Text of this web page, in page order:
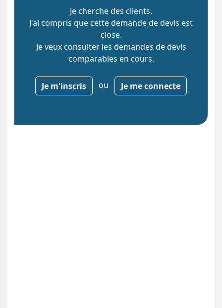
Je cherche des clients.
J'ai compris que cette demande de devis est
close.
Je veux consulter les demandes de devis
comparables en cours.
Je m'inscris ou Je me connecte